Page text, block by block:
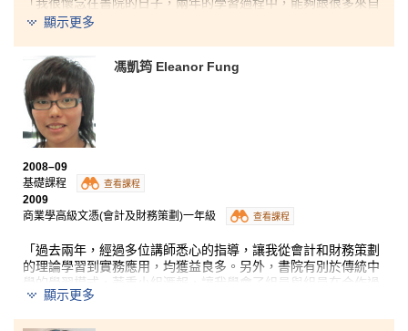
「我很懷念在書院的日子，兩年的學習過程中，能夠跟很多來自
不同背景的同學一起學習和交流，有趣之餘，亦學會了與人相處
多不同的工作實習機會，讓同學能夠了解及走進社會。而我就讀
的應用社會科學副學士(人力資源管理)課程中學到的知識和經
驗，大大增加我在畢業後找工作的機會。」
顯示更多
馮凱筠 Eleanor Fung
2008–09
基礎課程
查看課程
2009
商業學高級文憑(會計及財務策劃)一年級
查看課程
「過去兩年，經過多位講師悉心的指導，讓我從會計和財務策劃
的理論學習到實務應用，均獲益良多。另外，書院有別於傳統中
學的學習模式，著重小組滙報，讓我學會了組員與組員在合作過
程中需要互相遷就，尊重和接納別人的意見，可以說是開始學會
與人相處的技巧，為日後投身社會作好準備。
顯示更多